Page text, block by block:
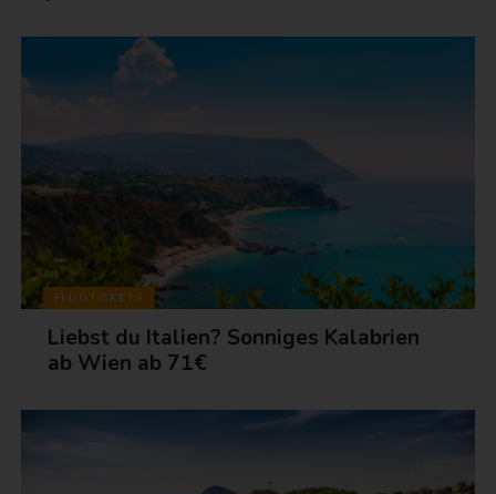
FLUGTICKETS
Liebst du Italien? Sonniges Kalabrien
ab Wien ab 71€